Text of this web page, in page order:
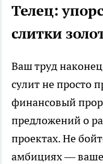
Телец:
слитки
Ваш труд
сулит не просто
финансовый
предложений о
проектах. Не
амбициях — ваше